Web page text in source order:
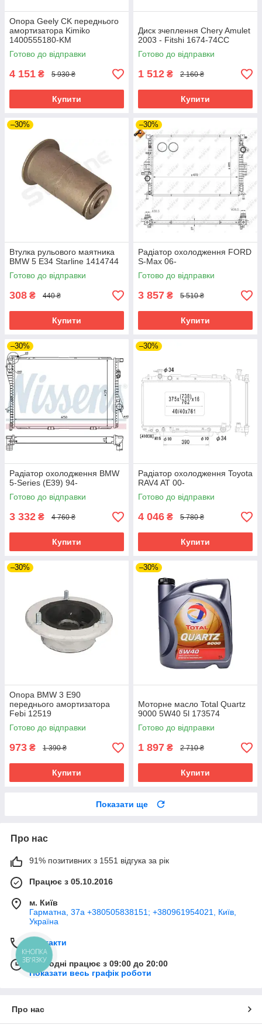
Опора Geely CK переднього
амортизатора Kimiko
1400555180-KM
Готово до відправки
4 151 ₴ 5 930 ₴
Купити
Диск зчеплення Chery Amulet
2003 - Fitshi 1674-74CC
Готово до відправки
1 512 ₴ 2 160 ₴
Купити
–30%
Втулка рульового маятника
BMW 5 E34 Starline 1414744
Готово до відправки
308 ₴ 440 ₴
Купити
–30%
Радіатор охолодження FORD
S-Max 06-
Готово до відправки
3 857 ₴ 5 510 ₴
Купити
–30%
Радіатор охолодження BMW
5-Series (E39) 94-
Готово до відправки
3 332 ₴ 4 760 ₴
Купити
–30%
Радіатор охолодження Toyota
RAV4 AT 00-
Готово до відправки
4 046 ₴ 5 780 ₴
Купити
–30%
Опора BMW 3 E90
переднього амортизатора
Febi 12519
Готово до відправки
973 ₴ 1 390 ₴
Купити
–30%
Моторне масло Total Quartz
9000 5W40 5l 173574
Готово до відправки
1 897 ₴ 2 710 ₴
Купити
Показати ще
Про нас
91% позитивних з 1551 відгука за рік
Працює з 05.10.2016
м. Київ
Гарматна, 37а +380505838151; +380961954021, Київ,
Україна
Контакти
Сьогодні працює з 09:00 до 20:00
Показати весь графік роботи
Про нас
КНОПКА
ЗВ'ЯЗКУ